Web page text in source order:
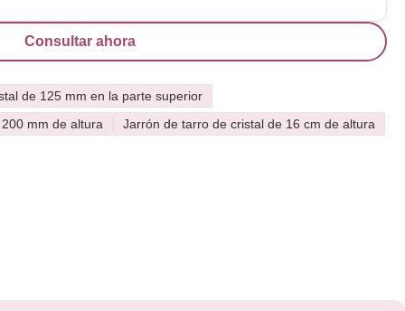
Consultar ahora
de 125 mm en la parte superior
mm de altura
Jarrón de tarro de cristal de 16 cm de altura